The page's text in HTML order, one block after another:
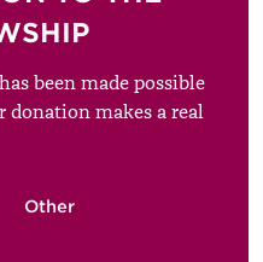
been made possible
donation makes a real
Other